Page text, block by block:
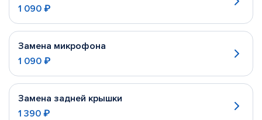
1 090 ₽
Замена микрофона
1 090 ₽
Замена задней крышки
1 390 ₽